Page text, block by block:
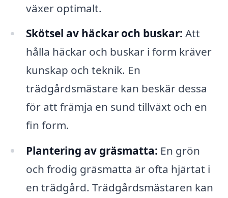
växer optimalt.
Skötsel av häckar och buskar: Att
hålla häckar och buskar i form kräver
kunskap och teknik. En
trädgårdsmästare kan beskär dessa
för att främja en sund tillväxt och en
fin form.
Plantering av gräsmatta: En grön
och frodig gräsmatta är ofta hjärtat i
en trädgård. Trädgårdsmästaren kan